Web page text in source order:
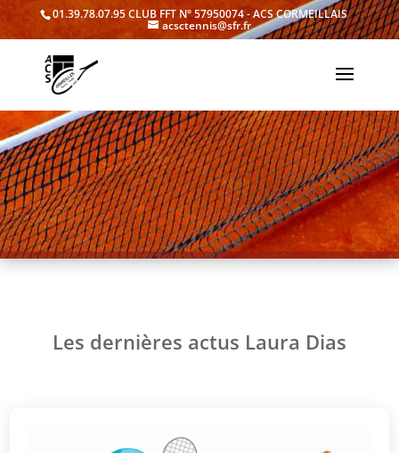
01.39.78.07.95CLUB FFT N° 57950074 - ACS CORMEILLAIS
acsctennis@sfr.fr
Les dernières actus Laura Dias